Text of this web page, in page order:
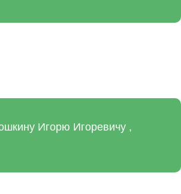
Игорю Игоревичу ,